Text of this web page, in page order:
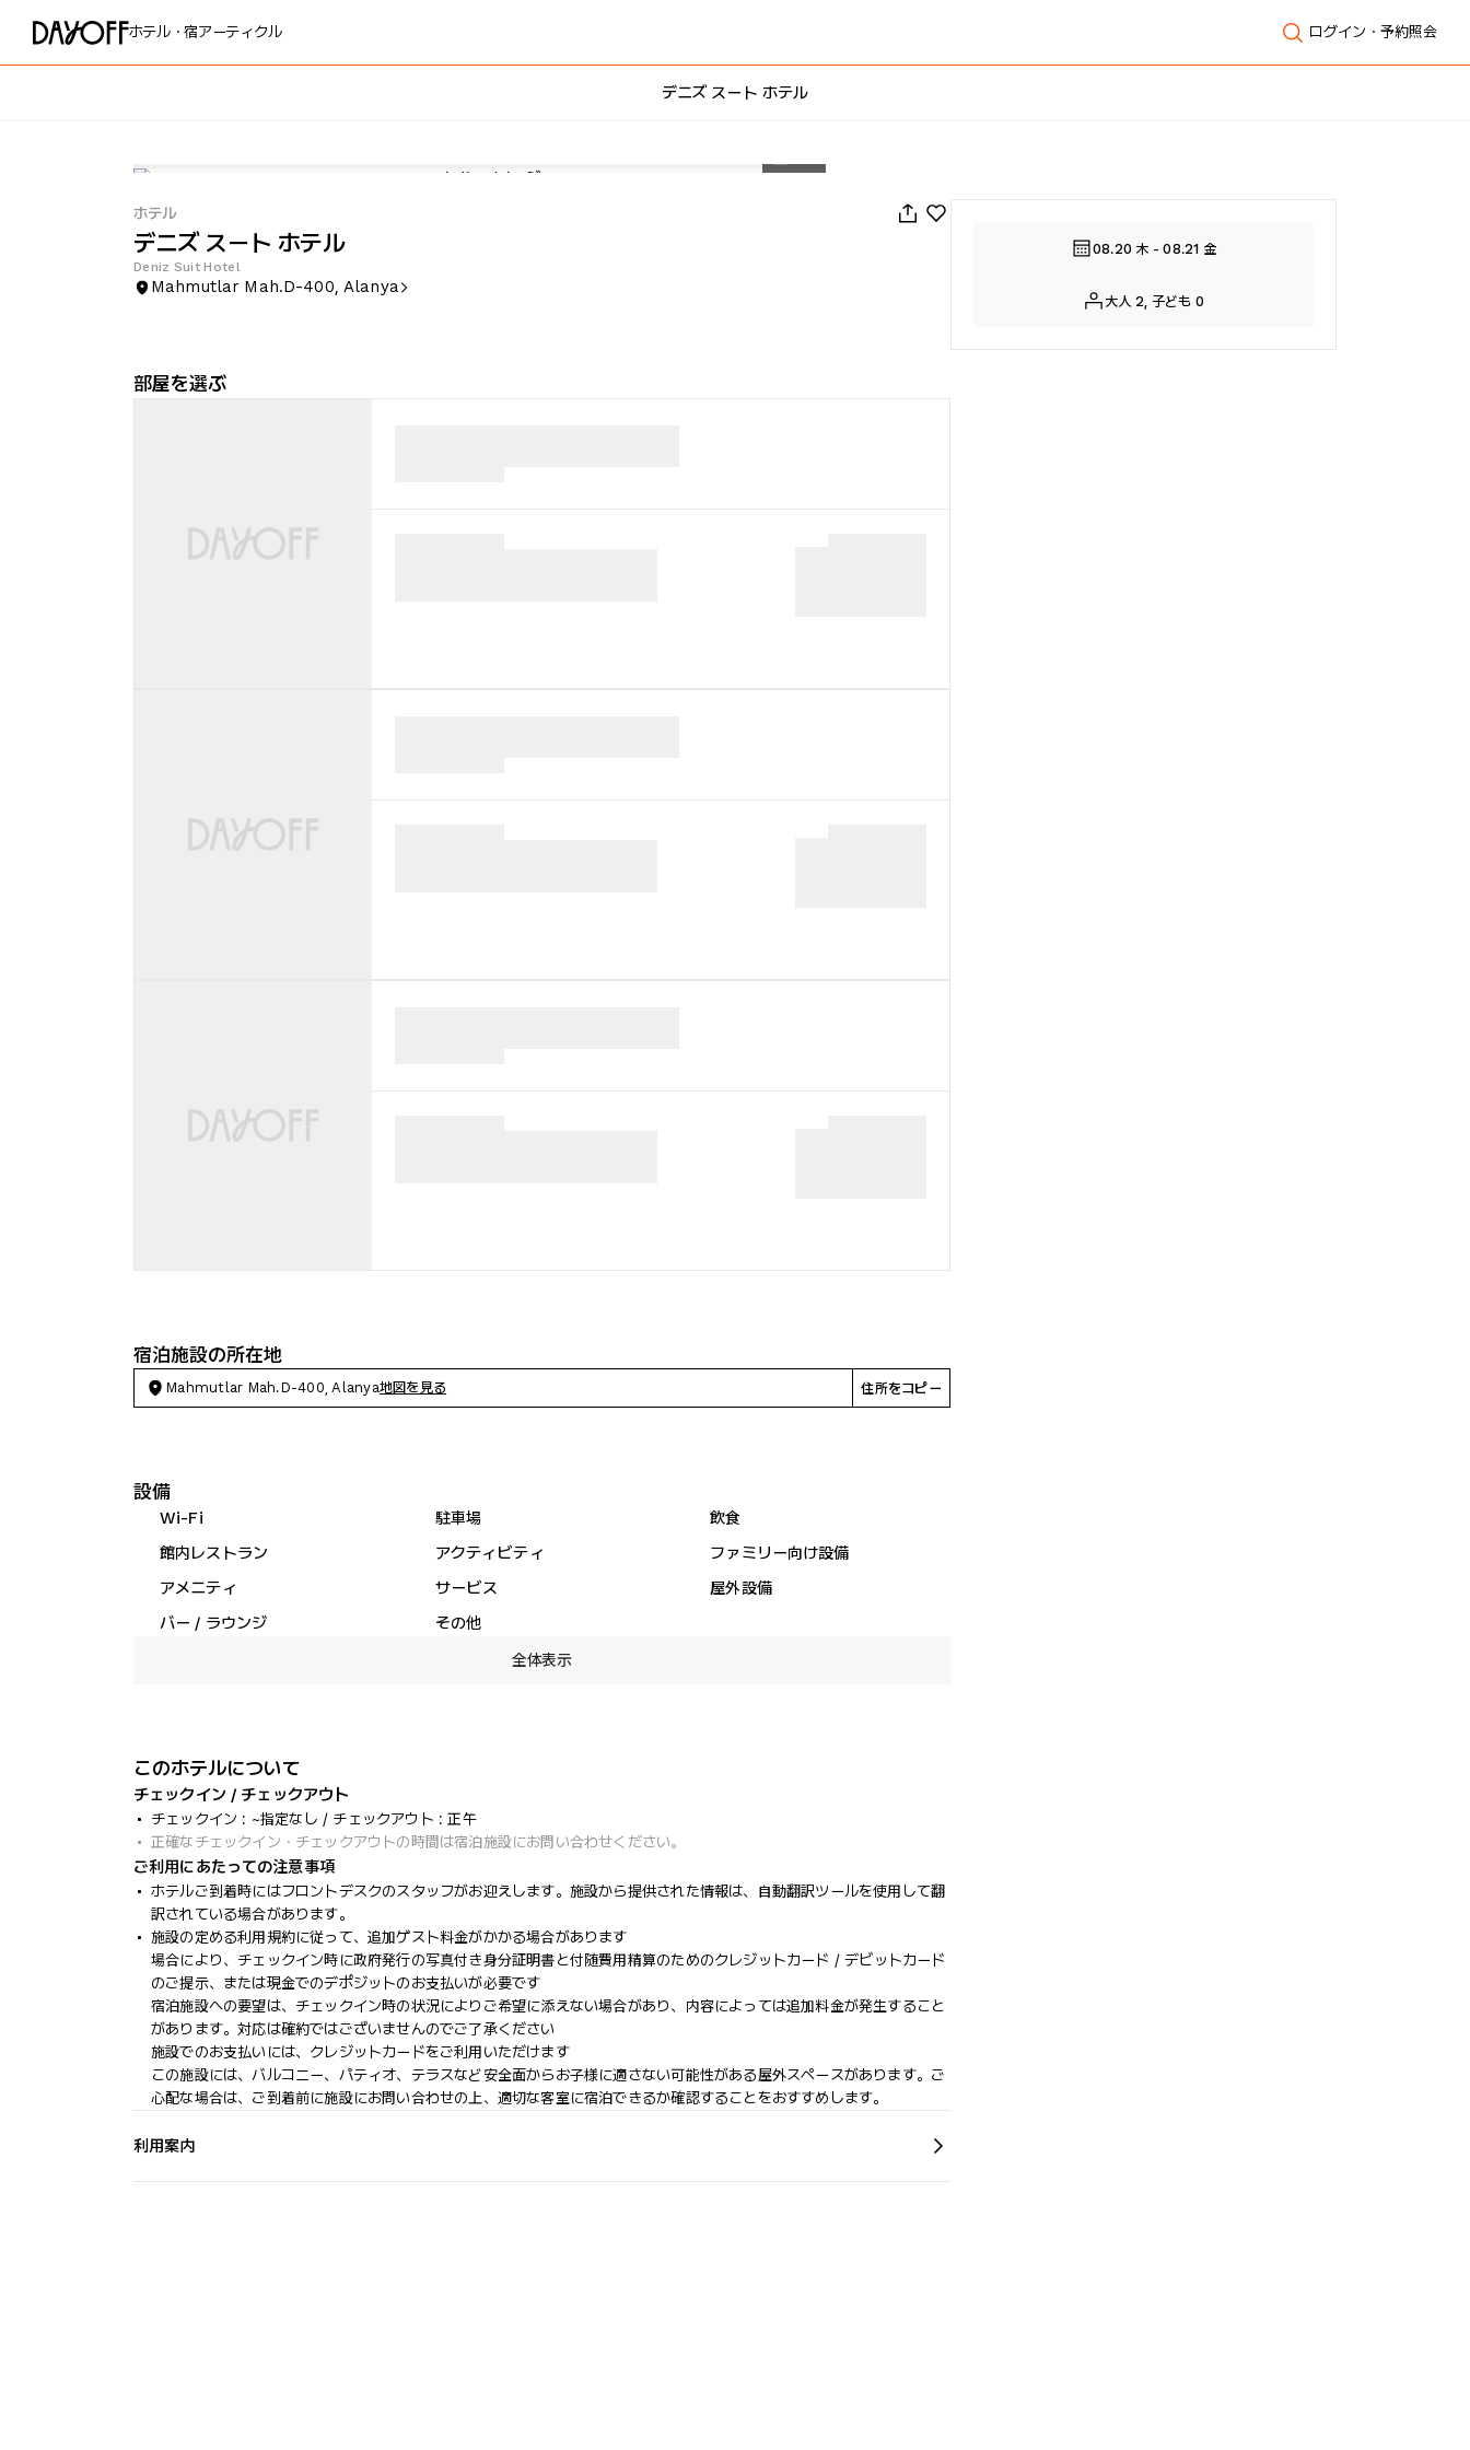
ホテル・宿アーティクル ログイン・予約照会
デニズ スート ホテル
ホテル
デニズ スート ホテル
Deniz Suit Hotel
Mahmutlar Mah.D-400, Alanya
部屋を選ぶ
宿泊施設の所在地
Mahmutlar Mah.D-400, Alanya地図を見る 住所をコピー
設備
Wi-Fi 駐車場
飲食
館内レストラン
アクティビティ
ファミリー向け設備
アメニティ
サービス
屋外設備
バー / ラウンジ
その他
全体表示
このホテルについて
チェックイン / チェックアウト
チェックイン : ~指定なし / チェックアウト : 正午
正確なチェックイン・チェックアウトの時間は宿泊施設にお問い合わせください。
ご利用にあたっての注意事項
ホテルご到着時にはフロントデスクのスタッフがお迎えします。施設から提供された情報は、自動翻訳ツールを使用して翻
訳されている場合があります。
施設の定める利用規約に従って、追加ゲスト料金がかかる場合があります
場合により、チェックイン時に政府発行の写真付き身分証明書と付随費用精算のためのクレジットカード / デビットカード
のご提示、または現金でのデポジットのお支払いが必要です
宿泊施設への要望は、チェックイン時の状況によりご希望に添えない場合があり、内容によっては追加料金が発生すること
があります。対応は確約ではございませんのでご了承ください
施設でのお支払いには、クレジットカードをご利用いただけます
この施設には、バルコニー、パティオ、テラスなど安全面からお子様に適さない可能性がある屋外スペースがあります。ご
心配な場合は、ご到着前に施設にお問い合わせの上、適切な客室に宿泊できるか確認することをおすすめします。
利用案内
08.20 木 - 08.21 金
大人 2, 子ども 0